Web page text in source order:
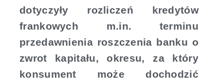
dotyczyły rozliczeń kredytów
frankowych m.in. terminu
przedawnienia roszczenia banku o
zwrot kapitału, okresu, za który
konsument może dochodzić